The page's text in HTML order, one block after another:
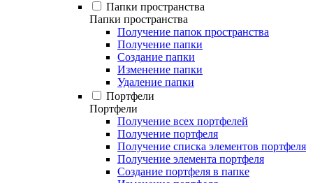
Папки пространства
Папки пространства
Получение папок пространства
Получение папки
Создание папки
Изменение папки
Удаление папки
Портфели
Портфели
Получение всех портфелей
Получение портфеля
Получение списка элементов портфеля
Получение элемента портфеля
Создание портфеля в папке